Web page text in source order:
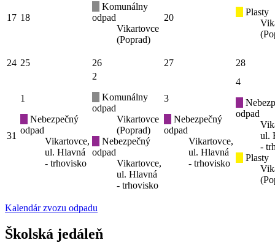
17 18
Komunálny
odpad
Vikartovce
(Poprad)
20
Plasty
24 25 26 27 28
31
1
Nebezpečný
odpad
Vikartovce,
ul. Hlavná
- trhovisko
2
Komunálny
odpad
Vikartovce
(Poprad)
Nebezpečný
odpad
Vikartovce,
ul. Hlavná
- trhovisko
3
Nebezpečný
odpad
Vikartovce,
ul. Hlavná
- trhovisko
4
odpad
ul.
-
Plasty
Kalendár zvozu odpadu
Školská jedáleň